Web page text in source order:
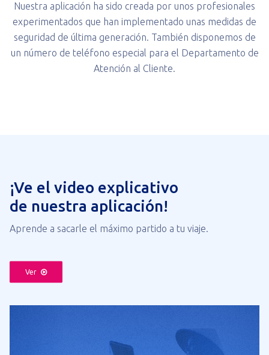
Nuestra aplicación ha sido creada por unos profesionales
experimentados que han implementado unas medidas de
seguridad de última generación. También disponemos de
un número de teléfono especial para el Departamento de
Atención al Cliente.
¡Ve el video explicativo
de nuestra aplicación!
Aprende a sacarle el máximo partido a tu viaje.
Ver